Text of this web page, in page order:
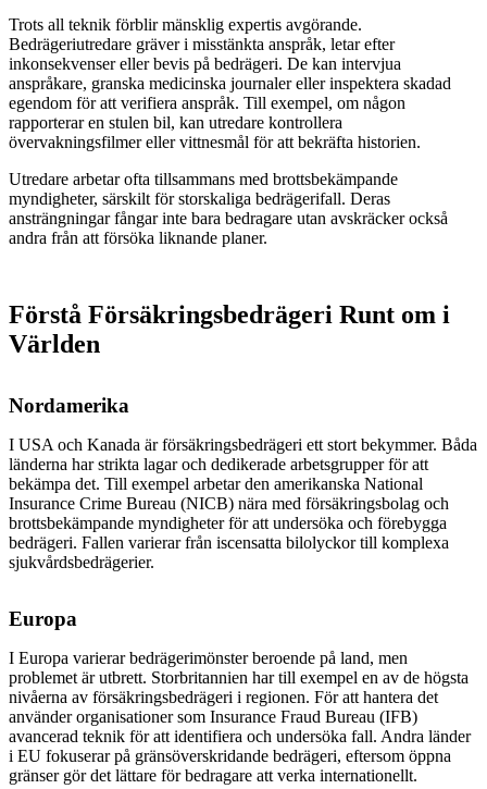
Trots all teknik förblir mänsklig expertis avgörande.
Bedrägeriutredare gräver i misstänkta anspråk, letar efter
inkonsekvenser eller bevis på bedrägeri. De kan intervjua
anspråkare, granska medicinska journaler eller inspektera skadad
egendom för att verifiera anspråk. Till exempel, om någon
rapporterar en stulen bil, kan utredare kontrollera
övervakningsfilmer eller vittnesmål för att bekräfta historien.
Utredare arbetar ofta tillsammans med brottsbekämpande
myndigheter, särskilt för storskaliga bedrägerifall. Deras
ansträngningar fångar inte bara bedragare utan avskräcker också
andra från att försöka liknande planer.
Förstå Försäkringsbedrägeri Runt om i
Världen
Nordamerika
I USA och Kanada är försäkringsbedrägeri ett stort bekymmer. Båda
länderna har strikta lagar och dedikerade arbetsgrupper för att
bekämpa det. Till exempel arbetar den amerikanska National
Insurance Crime Bureau (NICB) nära med försäkringsbolag och
brottsbekämpande myndigheter för att undersöka och förebygga
bedrägeri. Fallen varierar från iscensatta bilolyckor till komplexa
sjukvårdsbedrägerier.
Europa
I Europa varierar bedrägerimönster beroende på land, men
problemet är utbrett. Storbritannien har till exempel en av de högsta
nivåerna av försäkringsbedrägeri i regionen. För att hantera det
använder organisationer som Insurance Fraud Bureau (IFB)
avancerad teknik för att identifiera och undersöka fall. Andra länder
i EU fokuserar på gränsöverskridande bedrägeri, eftersom öppna
gränser gör det lättare för bedragare att verka internationellt.